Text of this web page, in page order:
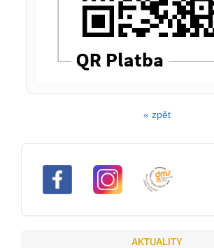
« zpět
AKTUALITY